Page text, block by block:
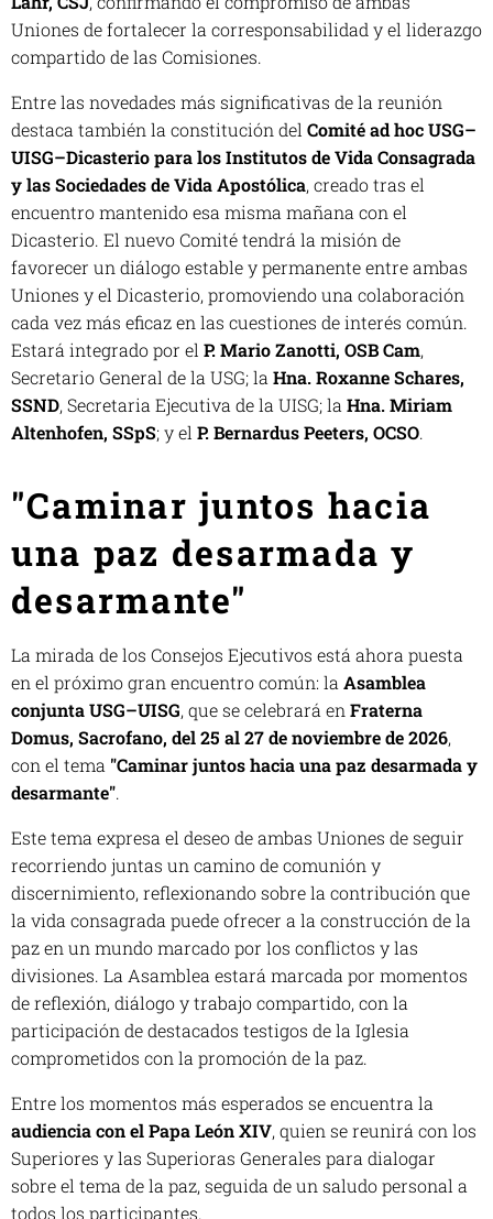
Uniones de fortalecer la corresponsabilidad y el liderazgo
compartido de las Comisiones.
Entre las novedades más significativas de la reunión
destaca también la constitución del Comité ad hoc USG–
UISG–Dicasterio para los Institutos de Vida Consagrada
y las Sociedades de Vida Apostólica, creado tras el
encuentro mantenido esa misma mañana con el
Dicasterio. El nuevo Comité tendrá la misión de
favorecer un diálogo estable y permanente entre ambas
Uniones y el Dicasterio, promoviendo una colaboración
cada vez más eficaz en las cuestiones de interés común.
Estará integrado por el P. Mario Zanotti, OSB Cam,
Secretario General de la USG; la Hna. Roxanne Schares,
SSND, Secretaria Ejecutiva de la UISG; la Hna. Miriam
Altenhofen, SSpS; y el P. Bernardus Peeters, OCSO.
"Caminar juntos hacia
una paz desarmada y
desarmante"
La mirada de los Consejos Ejecutivos está ahora puesta
en el próximo gran encuentro común: la Asamblea
conjunta USG–UISG, que se celebrará en Fraterna
Domus, Sacrofano, del 25 al 27 de noviembre de 2026,
con el tema "Caminar juntos hacia una paz desarmada y
desarmante".
Este tema expresa el deseo de ambas Uniones de seguir
recorriendo juntas un camino de comunión y
discernimiento, reflexionando sobre la contribución que
la vida consagrada puede ofrecer a la construcción de la
paz en un mundo marcado por los conflictos y las
divisiones. La Asamblea estará marcada por momentos
de reflexión, diálogo y trabajo compartido, con la
participación de destacados testigos de la Iglesia
comprometidos con la promoción de la paz.
Entre los momentos más esperados se encuentra la
audiencia con el Papa León XIV, quien se reunirá con los
Superiores y las Superioras Generales para dialogar
sobre el tema de la paz, seguida de un saludo personal a
todos los participantes.